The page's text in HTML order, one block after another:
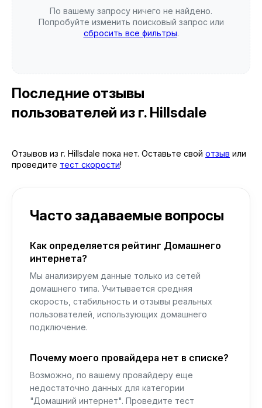
По вашему запросу ничего не найдено.
Попробуйте изменить поисковый запрос или
сбросить все фильтры.
Последние отзывы
пользователей из г. Hillsdale
Отзывов из г. Hillsdale пока нет. Оставьте свой отзыв или
проведите тест скорости!
Часто задаваемые вопросы
Как определяется рейтинг Домашнего
интернета?
Мы анализируем данные только из сетей
домашнего типа. Учитывается средняя
скорость, стабильность и отзывы реальных
пользователей, использующих домашнего
подключение.
Почему моего провайдера нет в списке?
Возможно, по вашему провайдеру еще
недостаточно данных для категории
"Домашний интернет". Проведите тест